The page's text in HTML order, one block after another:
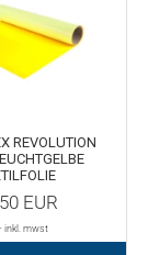
REVOLUTION
50 EUR
inkl. mwst